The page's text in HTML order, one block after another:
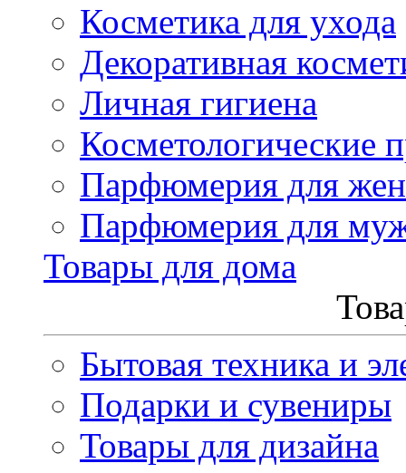
Косметика для ухода
Декоративная
Личная гигиена
Косметологические
Парфюмерия для
Парфюмерия для
Товары для дома
Бытовая техника и
Подарки и сувениры
Товары для дизайна